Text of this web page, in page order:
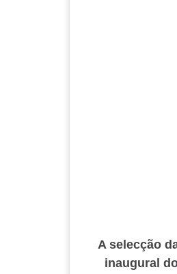
A selecção
inaugural